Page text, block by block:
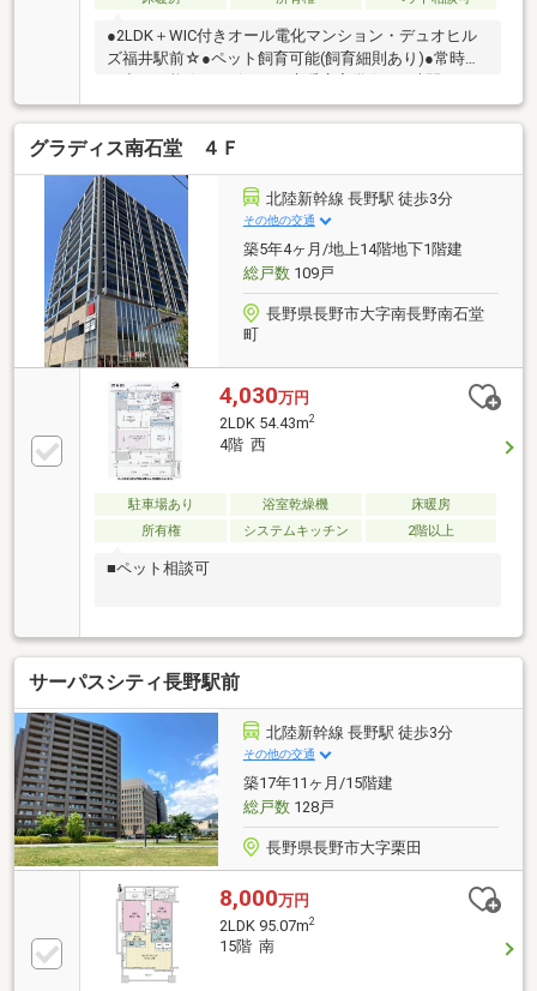
●2LDK＋WIC付きオール電化マンション・デュオヒル
ズ福井駅前☆●ペット飼育可能(飼育細則あり)●常時ゴ
ミ出し可能☆●リビングに床暖房完備☆●24時間セキュ
リティー完備☆●全居室収納スペースあり・ウォーク
インクローゼット付き●南東向きバルコニー・日当た
り良好☆●ファミリーマート 福井駅前店まで距離約77
ｍ（徒歩約1分）☆●ハピリンまで距離約92ｍ（徒歩約
1分）☆●西武福井店まで距離約210ｍ（徒歩約3分）
☆●セブン-イレブン ハートインＪＲ福井駅店まで距離
約240ｍ（徒歩約3分）☆●AOSSA (アオッサ)まで距離
約290ｍ（徒歩約4分）☆
グラディス南石堂 ４Ｆ
北陸新幹線 長野駅 徒歩3分
その他の交通
築5年4ヶ月/地上14階地下1階建
総戸数109戸
長野県長野市大字南長野南石堂
町
4,030万円
2LDK 54.43m2
4階 西
駐車場あり 浴室乾燥機
床暖房
所有権
システムキッチン 2階以上
■ペット相談可
サーパスシティ長野駅前
北陸新幹線 長野駅 徒歩3分
その他の交通
築17年11ヶ月/15階建
総戸数128戸
長野県長野市大字栗田
8,000万円
2LDK 95.07m2
15階 南